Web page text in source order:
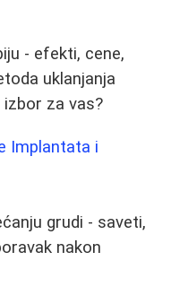
- efekti, cene,
uklanjanja
za vas?
Implantata i
grudi - saveti,
nakon